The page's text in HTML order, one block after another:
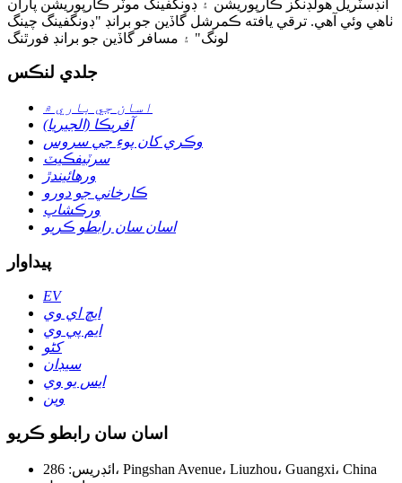
انڊسٽريل هولڊنگز ڪارپوريشن ۽ ڊونگفينگ موٽر ڪارپوريشن پاران
ٺاهي وئي آهي. ترقي يافته ڪمرشل گاڏين جو برانڊ "ڊونگفينگ چينگ
لونگ" ۽ مسافر گاڏين جو برانڊ فورٿنگ
جلدي لنڪس
اسان جي باري ۾
آفريڪا (الجيريا)
وڪري کان پوءِ جي سروس
سرٽيفڪيٽ
ورهائيندڙ
ڪارخاني جو دورو
ورڪشاپ
اسان سان رابطو ڪريو
پيداوار
EV
ايڇ اي وي
ايم پي وي
کڻو
سيڊان
ايس يو وي
وين
اسان سان رابطو ڪريو
ائڊريس: 286، Pingshan Avenue، Liuzhou، Guangxi، China